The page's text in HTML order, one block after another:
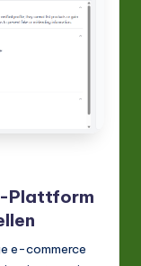
Plattform
e-commerce